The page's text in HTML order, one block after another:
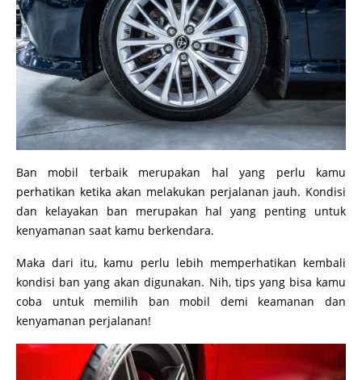
Ban mobil terbaik merupakan hal yang perlu kamu
perhatikan ketika akan melakukan perjalanan jauh. Kondisi
dan kelayakan ban merupakan hal yang penting untuk
kenyamanan saat kamu berkendara.
Maka dari itu, kamu perlu lebih memperhatikan kembali
kondisi ban yang akan digunakan. Nih, tips yang bisa kamu
coba untuk memilih ban mobil demi keamanan dan
kenyamanan perjalanan!